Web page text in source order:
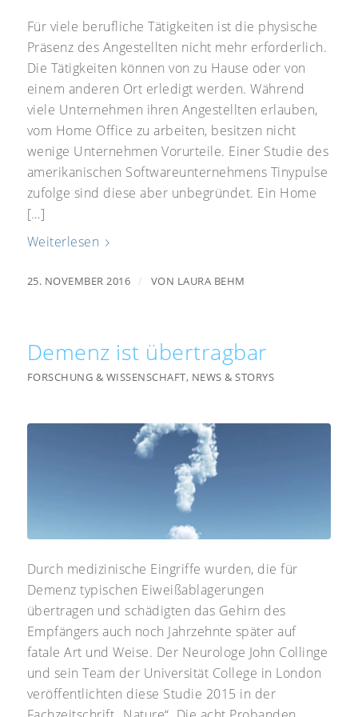
Für viele berufliche Tätigkeiten ist die physische
Präsenz des Angestellten nicht mehr erforderlich.
Die Tätigkeiten können von zu Hause oder von
einem anderen Ort erledigt werden. Während
viele Unternehmen ihren Angestellten erlauben,
vom Home Office zu arbeiten, besitzen nicht
wenige Unternehmen Vorurteile. Einer Studie des
amerikanischen Softwareunternehmens Tinypulse
zufolge sind diese aber unbegründet. Ein Home
[…]
Weiterlesen
25. NOVEMBER 2016 / VON LAURA BEHM
Demenz ist übertragbar
FORSCHUNG & WISSENSCHAFT, NEWS & STORYS
Durch medizinische Eingriffe wurden, die für
Demenz typischen Eiweißablagerungen
übertragen und schädigten das Gehirn des
Empfängers auch noch Jahrzehnte später auf
fatale Art und Weise. Der Neurologe John Collinge
und sein Team der Universität College in London
veröffentlichten diese Studie 2015 in der